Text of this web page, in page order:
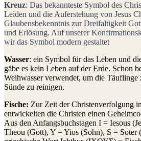
Kreuz: Das bekannteste Symbol des
Leiden und die Auferstehung von Jesus
Glaubensbekenntnis zur Dreifaltigkeit
und Erlösung. Auf unserer
wir das Symbol modern gestaltet
Wasser: ein Symbol für das Leben und
gäbe es kein Leben auf der Erde. Schon
Weihwasser verwendet, um die Täuflinge
Sünde zu reinigen.
Fische: Zur Zeit der Christenverfolgung
entwickelten die Christen einen
Aus den Anfangsbuchstagen I = Iesous
Theou (Gott), Y = Yios (Sohn), S = Soter